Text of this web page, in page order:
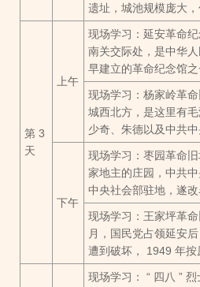
遗址，城池规模庞大，
第 3
天
上午
现场学习：延安革命
南关交际处，是中华
早建立的革命纪念馆之
现场学习：杨家岭革
城西北方，是这里有
少奇、朱德以及中共中
下午
现场学习：枣园革命
家地主的庄园，中共
中央社会部驻地，遂改
现场学习：王家坪革
月，国民党占领延安
遭到破坏， 1949 年按
现场学习： “ 四八 ”